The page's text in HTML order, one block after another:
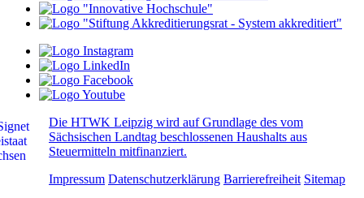
Die HTWK Leipzig wird auf Grundlage des vom
Sächsischen Landtag beschlossenen Haushalts aus
Steuermitteln mitfinanziert.
Impressum Datenschutzerklärung Barrierefreiheit Sitemap